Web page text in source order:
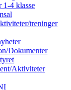
4 klasse
treninger
Dokumenter
Aktiviteter